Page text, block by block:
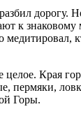
дорогу.
к знаковому
медитировал,
Края
пермяки,
Горы.